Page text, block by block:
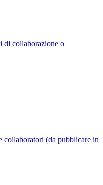
di collaborazione o
collaboratori (da pubblicare in